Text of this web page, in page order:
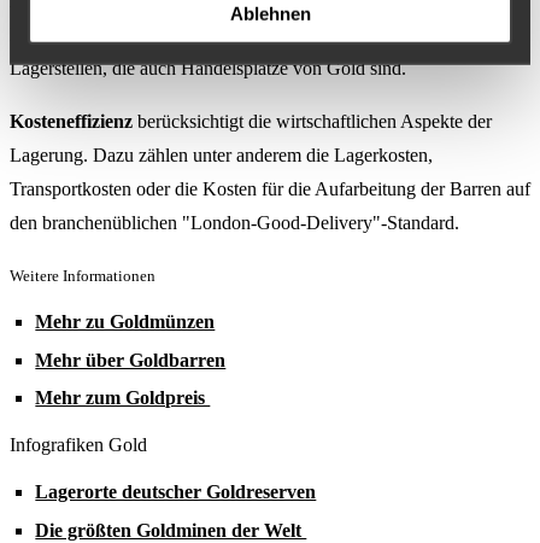
Ablehnen
Lagerstellen, die auch Handelsplätze von Gold sind.
Kosteneffizienz berücksichtigt die wirtschaftlichen Aspekte der
Lagerung. Dazu zählen unter anderem die Lagerkosten,
Transportkosten oder die Kosten für die Aufarbeitung der Barren auf
den branchenüblichen "London-Good-Delivery"-Standard.
Weitere Informationen
Mehr zu Goldmünzen
Mehr über Goldbarren
Mehr zum Goldpreis
Infografiken Gold
Lagerorte deutscher Goldreserven
Die größten Goldminen der Welt